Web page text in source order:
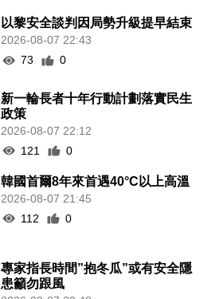
以黎安全談判因局勢升級提早結束
2026-08-07 22:43
73
0
新一輪長者十年行動計劃落實民生
政策
2026-08-07 22:12
121
0
韓國首爾8年來首遇40°C以上高溫
2026-08-07 21:45
112
0
專家指長時間”抱冬瓜”或有安全隱
患籲勿跟風